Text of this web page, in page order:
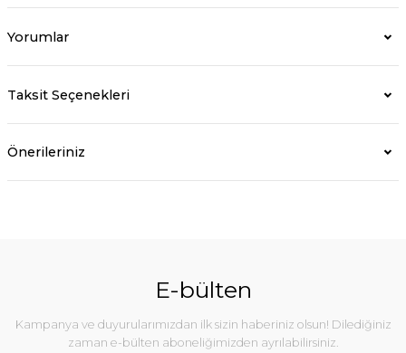
Yorumlar
Taksit Seçenekleri
Önerileriniz
E-bülten
Kampanya ve duyurularımızdan ilk sizin haberiniz olsun! Dilediğiniz
zaman e-bülten aboneliğimizden ayrılabilirsiniz.